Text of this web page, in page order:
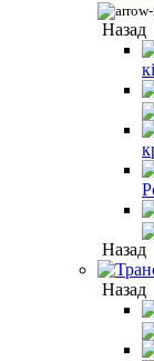
Назад
Назад
Назад